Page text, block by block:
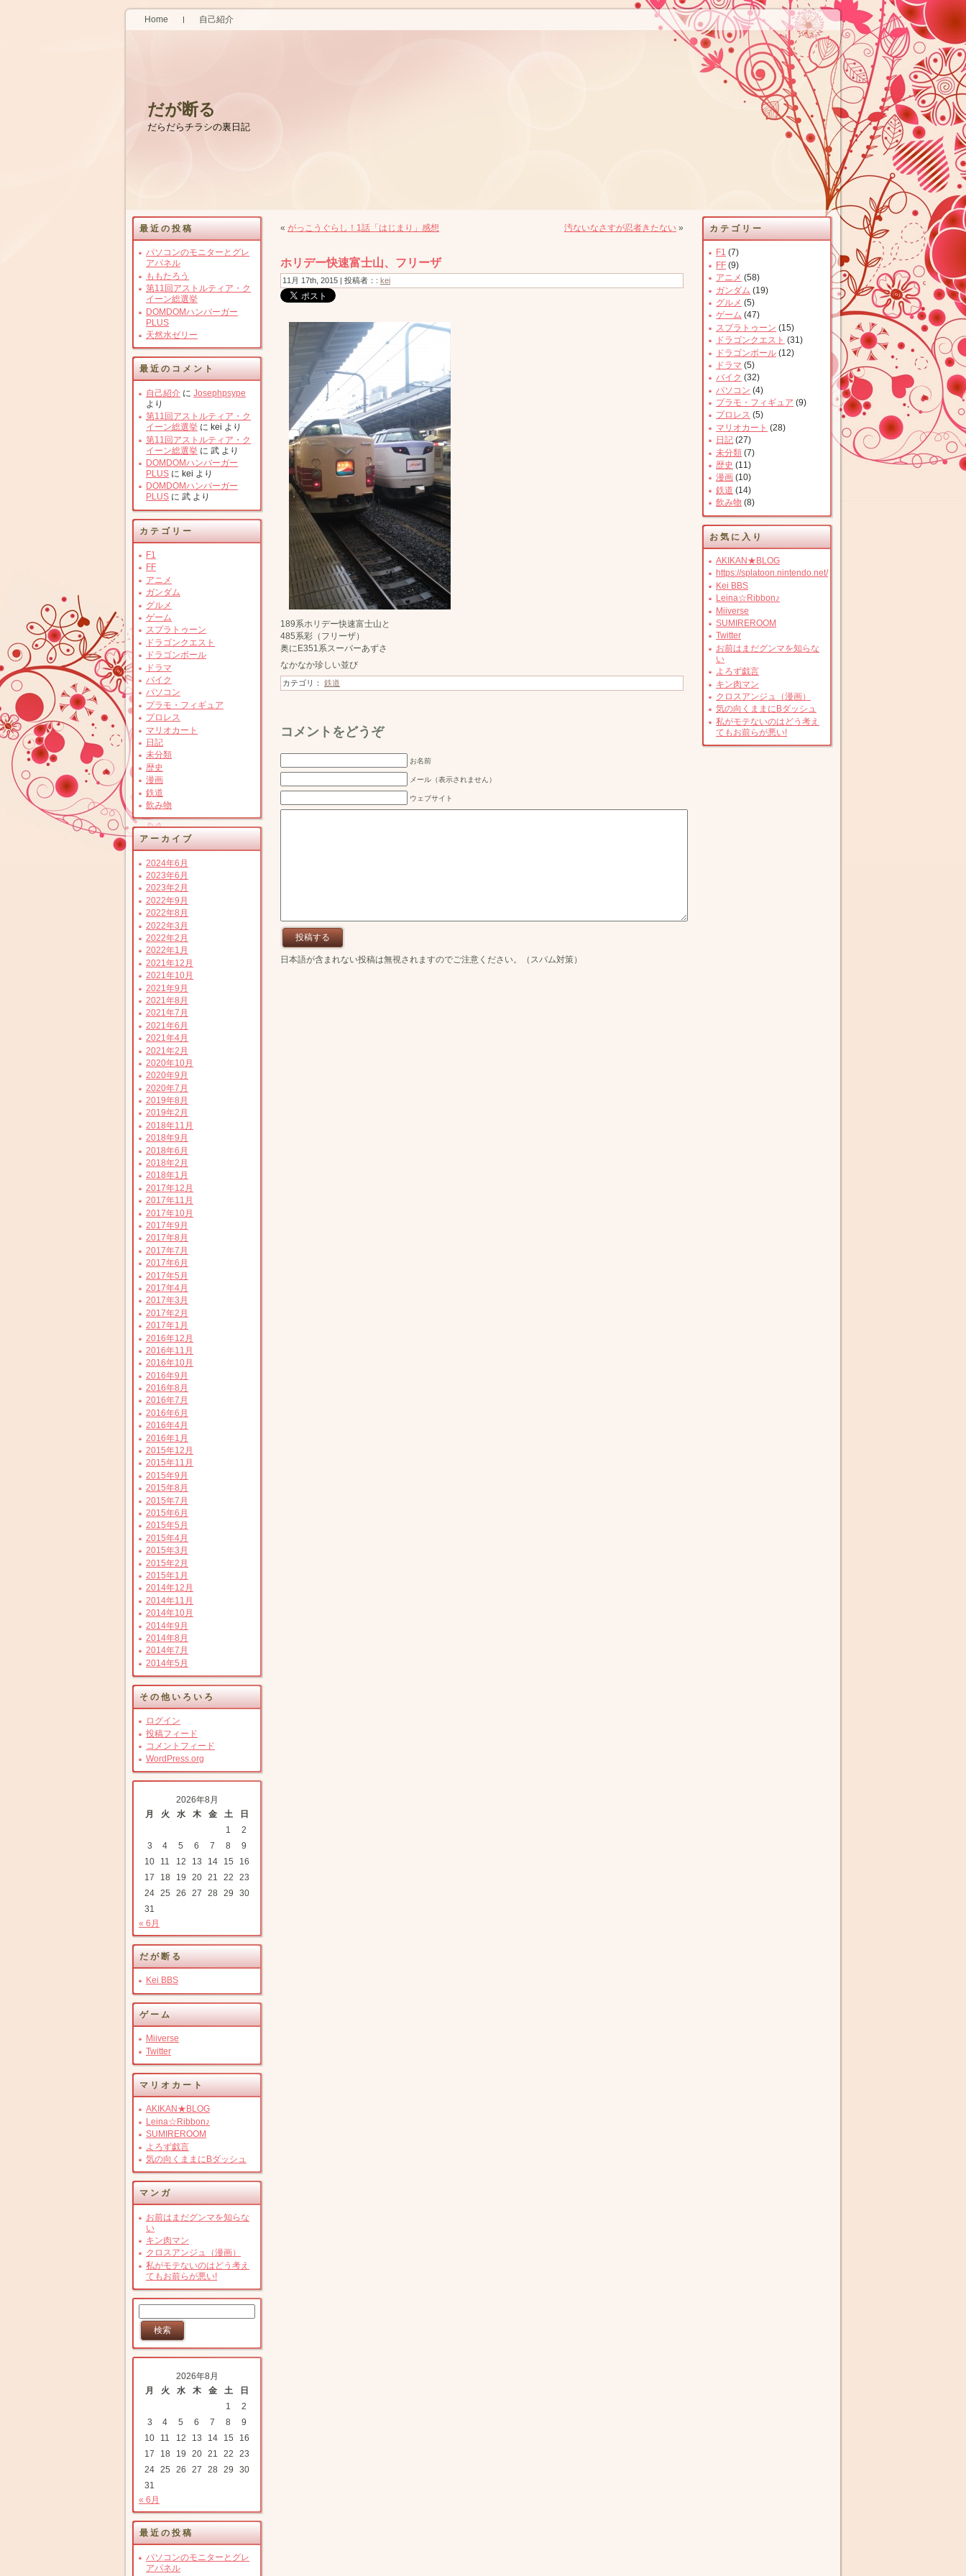
Home 自己紹介
だが断る
だらだらチラシの裏日記
最近の投稿
パソコンのモニターとグレ
アパネル
ももたろう
第11回アストルティア・ク
イーン総選挙
DOMDOMハンバーガー
PLUS
天然水ゼリー
最近のコメント
自己紹介 に Josephpsype
より
第11回アストルティア・ク
イーン総選挙 に kei より
第11回アストルティア・ク
イーン総選挙 に 武 より
DOMDOMハンバーガー
PLUS に kei より
DOMDOMハンバーガー
PLUS に 武 より
カテゴリー
F1
FF
アニメ
ガンダム
グルメ
ゲーム
スプラトゥーン
ドラゴンクエスト
ドラゴンボール
ドラマ
バイク
パソコン
プラモ・フィギュア
プロレス
マリオカート
日記
未分類
歴史
漫画
鉄道
飲み物
アーカイブ
2024年6月
2023年6月
2023年2月
2022年9月
2022年8月
2022年3月
2022年2月
2022年1月
2021年12月
2021年10月
2021年9月
2021年8月
2021年7月
2021年6月
2021年4月
2021年2月
2020年10月
2020年9月
2020年7月
2019年8月
2019年2月
2018年11月
2018年9月
2018年6月
2018年2月
2018年1月
2017年12月
2017年11月
2017年10月
2017年9月
2017年8月
2017年7月
2017年6月
2017年5月
2017年4月
2017年3月
2017年2月
2017年1月
2016年12月
2016年11月
2016年10月
2016年9月
2016年8月
2016年7月
2016年6月
2016年4月
2016年1月
2015年12月
2015年11月
2015年9月
2015年8月
2015年7月
2015年6月
2015年5月
2015年4月
2015年3月
2015年2月
2015年1月
2014年12月
2014年11月
2014年10月
2014年9月
2014年8月
2014年7月
2014年5月
その他いろいろ
ログイン
投稿フィード
コメントフィード
WordPress.org
2026年8月
月
火 水 木 金 土
日
1
2
3
4 5 6 7 8
9
10
11 12 13 14 15
16
17
18 19 20 21 22
23
24 25 26 27 28 29
30
31
« 6月
だが断る
Kei BBS
ゲーム
Miiverse
Twitter
マリオカート
AKIKAN★BLOG
Leina☆Ribbon♪
SUMIREROOM
よろず戯言
気の向くままにBダッシュ
マンガ
お前はまだグンマを知らな
い
キン肉マン
クロスアンジュ（漫画）
私がモテないのはどう考え
てもお前らが悪い!
2026年8月
月
火 水 木 金 土
日
1
2
3
4 5 6 7 8
9
10
11 12 13 14 15
16
17
18 19 20 21 22
23
24 25 26 27 28 29
30
31
« 6月
最近の投稿
パソコンのモニターとグレ
アパネル
« がっこうぐらし！1話「はじまり」感想 汚ないなさすが忍者きたない »
ホリデー快速富士山、フリーザ
11月 17th, 2015 | 投稿者：: kei
189系ホリデー快速富士山と
485系彩（フリーザ）
奥にE351系スーパーあずさ
なかなか珍しい並び
カテゴリ： 鉄道
コメントをどうぞ
お名前
メール（表示されません）
ウェブサイト
日本語が含まれない投稿は無視されますのでご注意ください。（スパム対策）
カテゴリー
F1 (7)
FF (9)
アニメ (58)
ガンダム (19)
グルメ (5)
ゲーム (47)
スプラトゥーン (15)
ドラゴンクエスト (31)
ドラゴンボール (12)
ドラマ (5)
バイク (32)
パソコン (4)
プラモ・フィギュア (9)
プロレス (5)
マリオカート (28)
日記 (27)
未分類 (7)
歴史 (11)
漫画 (10)
鉄道 (14)
飲み物 (8)
お気に入り
AKIKAN★BLOG
https://splatoon.nintendo.net/
Kei BBS
Leina☆Ribbon♪
Miiverse
SUMIREROOM
Twitter
お前はまだグンマを知らな
い
よろず戯言
キン肉マン
クロスアンジュ（漫画）
気の向くままにBダッシュ
私がモテないのはどう考え
てもお前らが悪い!